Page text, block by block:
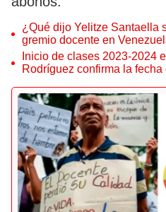
¿Qué dijo Yelitze Santaella
gremio docente en
Inicio de clases 2023-2024
Rodríguez confirma la